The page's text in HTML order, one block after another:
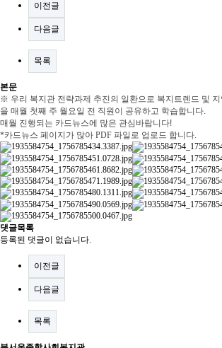
이전글
다음글
목록
본문
※ 우리 복지관 전략과제 추진의 일환으로 복지트렌드 및
을 매월 첫째 주 월요일 전 직원이 공유하고 학습합니다.
매월 진행되는 카드뉴스에 많은 관심바랍니다!
*카드뉴스 페이지가 많아 PDF 파일로 업로드 합니다.
댓글목록
등록된 댓글이 없습니다.
이전글
다음글
목록